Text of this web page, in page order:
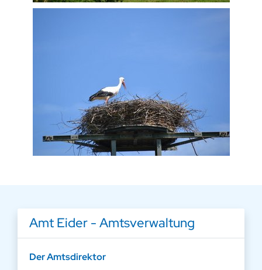
Amt Eider - Amtsverwaltung
Der Amtsdirektor